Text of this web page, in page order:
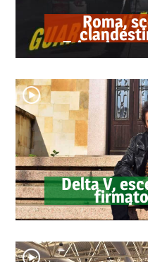
Roma,
Trigoria:
Delta V,